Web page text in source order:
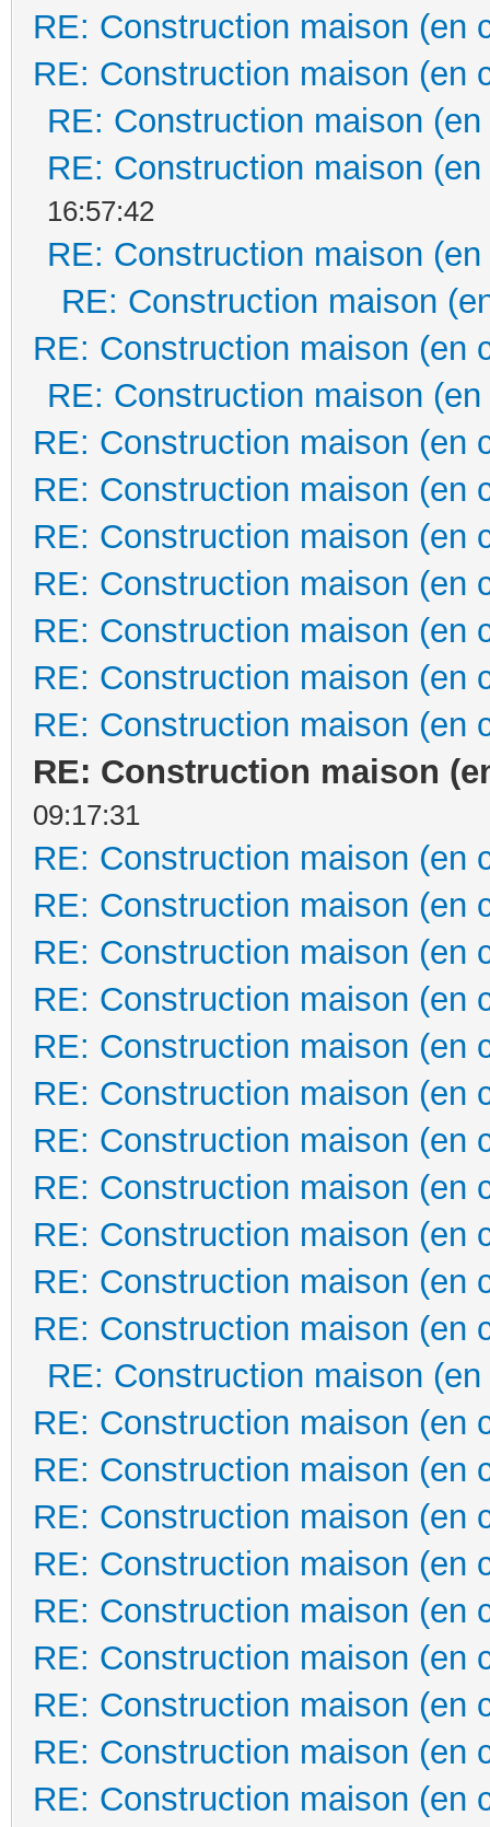
RE: Construction maison (en
RE: Construction maison (en
RE: Construction maison
RE: Construction maison
16:57:42
RE: Construction maison
RE: Construction maison
RE: Construction maison (en
RE: Construction maison
RE: Construction maison (en
RE: Construction maison (en
RE: Construction maison (en
RE: Construction maison (en
RE: Construction maison (en
RE: Construction maison (en
RE: Construction maison (en
RE: Construction maison
09:17:31
RE: Construction maison (en
RE: Construction maison (en
RE: Construction maison (en
RE: Construction maison (en
RE: Construction maison (en
RE: Construction maison (en
RE: Construction maison (en
RE: Construction maison (en
RE: Construction maison (en
RE: Construction maison (en
RE: Construction maison (en
RE: Construction maison
RE: Construction maison (en
RE: Construction maison (en
RE: Construction maison (en
RE: Construction maison (en
RE: Construction maison (en
RE: Construction maison (en
RE: Construction maison (en
RE: Construction maison (en
RE: Construction maison (en